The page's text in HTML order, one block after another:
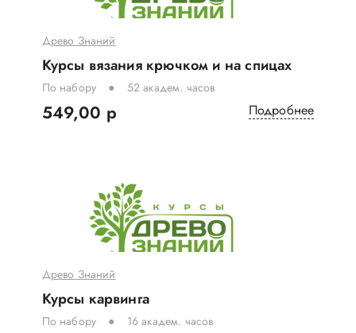
Древо Знаний
Курсы вязания крючком и на спицах
По набору 52 академ. часов
549,00 р Подробнее
Древо Знаний
Курсы карвинга
По набору 16 академ. часов